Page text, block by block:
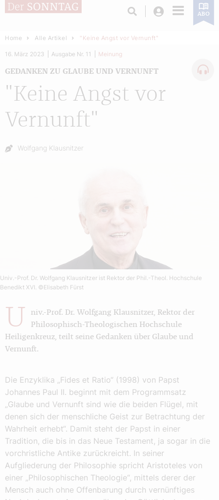
Login ABO
Home Alle Artikel "Keine Angst vor Vernunft"
"Keine Angst vor
Vernunft"
GEDANKEN ZU GLAUBE UND VERNUNFT
16. März 2023 Ausgabe Nr. 11 Meinung
Autor:
Wolfgang Klausnitzer
Univ.-Prof. Dr. Wolfgang Klausnitzer ist Rektor der Phil.-Theol. Hochschule
Benedikt XVI. ©Elisabeth Fürst
U
niv.-Prof. Dr. Wolfgang Klausnitzer, Rektor der
Philosophisch-Theologischen Hochschule
Heiligenkreuz, teilt seine Gedanken über Glaube und
Vernunft.
Die Enzyklika „Fides et Ratio“ (1998) von Papst
Johannes Paul II. beginnt mit dem Programmsatz
„Glaube und Vernunft sind wie die beiden Flügel, mit
denen sich der menschliche Geist zur Betrachtung der
Wahrheit erhebt“. Damit steht der Papst in einer
Tradition, die bis in das Neue Testament, ja sogar in die
vorchristliche Antike zurückreicht. In seiner
Aufgliederung der Philosophie spricht Aristoteles von
einer „Philosophischen Theologie“, mittels derer der
Mensch auch ohne Offenbarung durch vernünftiges